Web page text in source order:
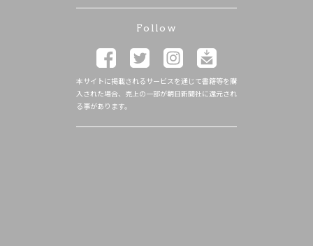
Follow
本サイトに掲載されるサービスを通じて書籍等を購
入された場合、売上の一部が朝日新聞社に還元され
る事があります。